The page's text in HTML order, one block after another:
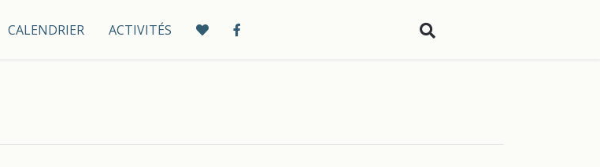
CALENDRIER ACTIVITÉS